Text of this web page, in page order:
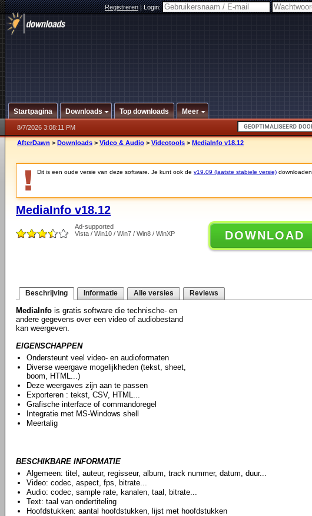
Registreren|Login:
Startpagina Downloads Top downloads Meer
8/7/2026 3:08:11 PM
AfterDawn > Downloads > Video & Audio > Videotools > MediaInfo v18.12
Dit is een oude versie van deze software. Je kunt ook de v19.09 (laatste stabiele versie) downloaden.
MediaInfo v18.12
Ad-supported
Vista / Win10 / Win7 / Win8 / WinXP
DOWNLOAD
Beschrijving Informatie Alle versies Reviews
MediaInfo is gratis software die technische- en
andere gegevens over een video of audiobestand
kan weergeven.
EIGENSCHAPPEN
Ondersteunt veel video- en audioformaten
Diverse weergave mogelijkheden (tekst, sheet,
boom, HTML...)
Deze weergaves zijn aan te passen
Exporteren : tekst, CSV, HTML...
Grafische interface of commandoregel
Integratie met MS-Windows shell
Meertalig
BESCHIKBARE INFORMATIE
Algemeen: titel, auteur, regisseur, album, track nummer, datum, duur...
Video: codec, aspect, fps, bitrate...
Audio: codec, sample rate, kanalen, taal, bitrate...
Text: taal van ondertiteling
Hoofdstukken: aantal hoofdstukken, lijst met hoofdstukken